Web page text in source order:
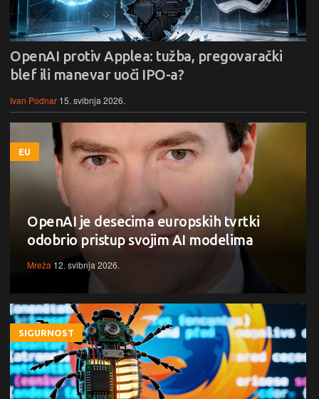
OpenAI protiv Applea: tužba, pregovarački
blef ili manevar uoči IPO-a?
Ivan Podnar 15. svibnja 2026.
EU
OpenAI je desecima europskih tvrtki
odobrio pristup svojim AI modelima
Mreža 12. svibnja 2026.
SIGURNOST